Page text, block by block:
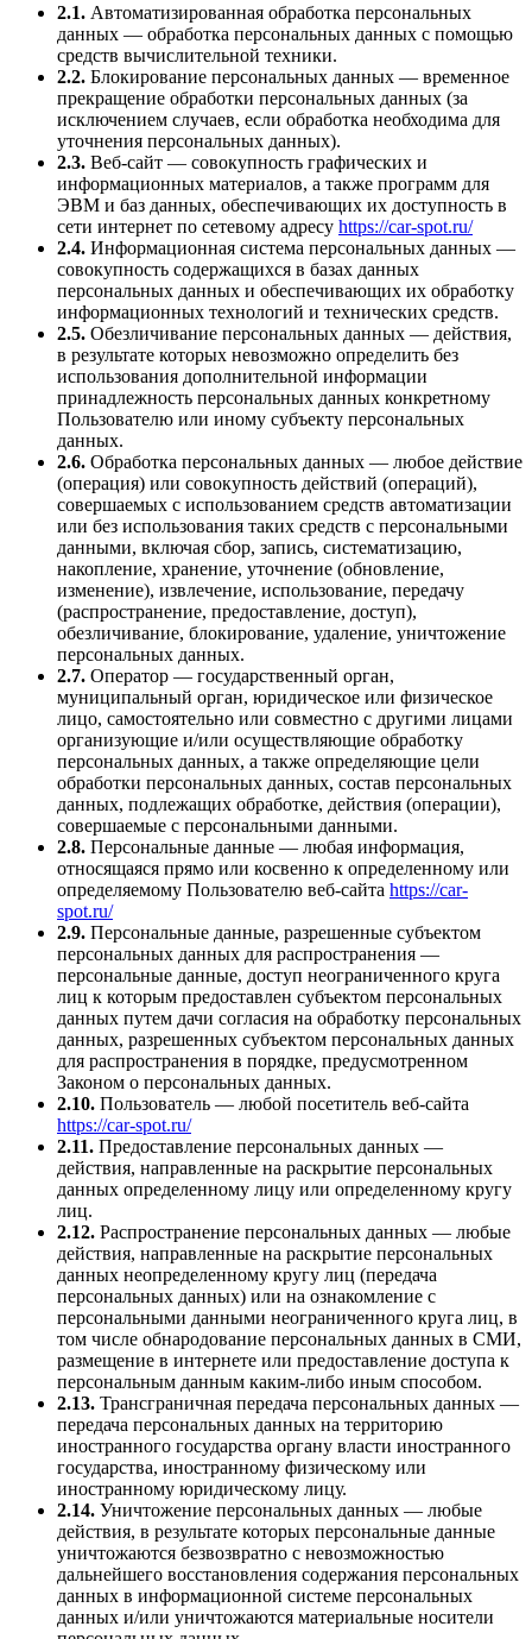
2.1. Автоматизированная обработка персональных
данных — обработка персональных данных с помощью
средств вычислительной техники.
2.2. Блокирование персональных данных — временное
прекращение обработки персональных данных (за
исключением случаев, если обработка необходима для
уточнения персональных данных).
2.3. Веб-сайт — совокупность графических и
информационных материалов, а также программ для
ЭВМ и баз данных, обеспечивающих их доступность в
сети интернет по сетевому адресу https://car-spot.ru/
2.4. Информационная система персональных данных —
совокупность содержащихся в базах данных
персональных данных и обеспечивающих их обработку
информационных технологий и технических средств.
2.5. Обезличивание персональных данных — действия,
в результате которых невозможно определить без
использования дополнительной информации
принадлежность персональных данных конкретному
Пользователю или иному субъекту персональных
данных.
2.6. Обработка персональных данных — любое действие
(операция) или совокупность действий (операций),
совершаемых с использованием средств автоматизации
или без использования таких средств с персональными
данными, включая сбор, запись, систематизацию,
накопление, хранение, уточнение (обновление,
изменение), извлечение, использование, передачу
(распространение, предоставление, доступ),
обезличивание, блокирование, удаление, уничтожение
персональных данных.
2.7. Оператор — государственный орган,
муниципальный орган, юридическое или физическое
лицо, самостоятельно или совместно с другими лицами
организующие и/или осуществляющие обработку
персональных данных, а также определяющие цели
обработки персональных данных, состав персональных
данных, подлежащих обработке, действия (операции),
совершаемые с персональными данными.
2.8. Персональные данные — любая информация,
относящаяся прямо или косвенно к определенному или
определяемому Пользователю веб-сайта https://car-
spot.ru/
2.9. Персональные данные, разрешенные субъектом
персональных данных для распространения —
персональные данные, доступ неограниченного круга
лиц к которым предоставлен субъектом персональных
данных путем дачи согласия на обработку персональных
данных, разрешенных субъектом персональных данных
для распространения в порядке, предусмотренном
Законом о персональных данных.
2.10. Пользователь — любой посетитель веб-сайта
https://car-spot.ru/
2.11. Предоставление персональных данных —
действия, направленные на раскрытие персональных
данных определенному лицу или определенному кругу
лиц.
2.12. Распространение персональных данных — любые
действия, направленные на раскрытие персональных
данных неопределенному кругу лиц (передача
персональных данных) или на ознакомление с
персональными данными неограниченного круга лиц, в
том числе обнародование персональных данных в СМИ,
размещение в интернете или предоставление доступа к
персональным данным каким-либо иным способом.
2.13. Трансграничная передача персональных данных —
передача персональных данных на территорию
иностранного государства органу власти иностранного
государства, иностранному физическому или
иностранному юридическому лицу.
2.14. Уничтожение персональных данных — любые
действия, в результате которых персональные данные
уничтожаются безвозвратно с невозможностью
дальнейшего восстановления содержания персональных
данных в информационной системе персональных
данных и/или уничтожаются материальные носители